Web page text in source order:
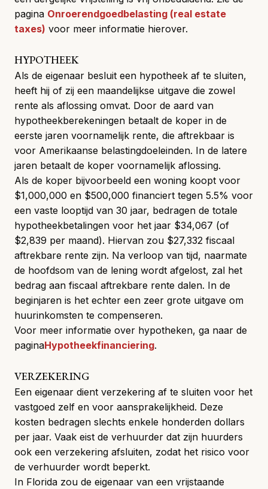
pagina Onroerendgoedbelasting (real estate
taxes) voor meer informatie hierover.
HYPOTHEEK
Als de eigenaar besluit een hypotheek af te sluiten,
heeft hij of zij een maandelijkse uitgave die zowel
rente als aflossing omvat. Door de aard van
hypotheekberekeningen betaalt de koper in de
eerste jaren voornamelijk rente, die aftrekbaar is
voor Amerikaanse belastingdoeleinden. In de latere
jaren betaalt de koper voornamelijk aflossing.
Als de koper bijvoorbeeld een woning koopt voor
$1,000,000 en $500,000 financiert tegen 5.5% voor
een vaste looptijd van 30 jaar, bedragen de totale
hypotheekbetalingen voor het jaar $34,067 (of
$2,839 per maand). Hiervan zou $27,332 fiscaal
aftrekbare rente zijn. Na verloop van tijd, naarmate
de hoofdsom van de lening wordt afgelost, zal het
bedrag aan fiscaal aftrekbare rente dalen. In de
beginjaren is het echter een zeer grote uitgave om
huurinkomsten te compenseren.
Voor meer informatie over hypotheken, ga naar de
paginaHypotheekfinanciering.
VERZEKERING
Een eigenaar dient verzekering af te sluiten voor het
vastgoed zelf en voor aansprakelijkheid. Deze
kosten bedragen slechts enkele honderden dollars
per jaar. Vaak eist de verhuurder dat zijn huurders
ook een verzekering afsluiten, zodat het risico voor
de verhuurder wordt beperkt.
In Florida zou de eigenaar van een vrijstaande